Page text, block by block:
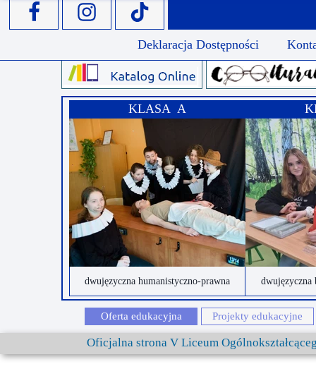
KLASA A
dwujęzyczna
dwujęzyczna humanistyczno-prawna
Deklaracja Dostępności
Projekty edukacyjne
Oferta edukacyjna
Oficjalna strona V Liceum